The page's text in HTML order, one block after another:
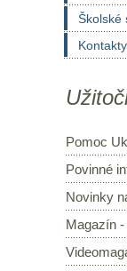
Školské
Kontakty
Pomoc
Povinné
Novinky
Magazín